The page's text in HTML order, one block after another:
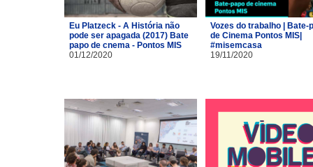
Eu Platzeck - A História não
pode ser apagada (2017) Bate
papo de cnema - Pontos MIS
01/12/2020
Vozes do trabalho | Bate-
de Cinema Pontos MIS|
#misemcasa
19/11/2020